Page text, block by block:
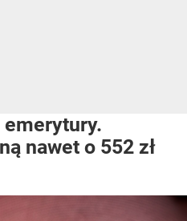
emerytury.
nawet o 552 zł